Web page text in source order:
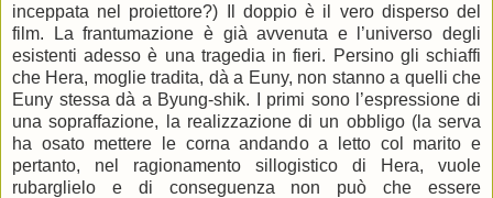
inceppata nel proiettore?) Il doppio è il vero disperso del
film. La frantumazione è già avvenuta e l’universo degli
esistenti adesso è una tragedia in fieri. Persino gli schiaffi
che Hera, moglie tradita, dà a Euny, non stanno a quelli che
Euny stessa dà a Byung-shik. I primi sono l’espressione di
una sopraffazione, la realizzazione di un obbligo (la serva
ha osato mettere le corna andando a letto col marito e
pertanto, nel ragionamento sillogistico di Hera, vuole
rubarglielo e di conseguenza non può che essere